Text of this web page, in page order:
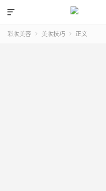

彩妝美容  美妝技巧  正文